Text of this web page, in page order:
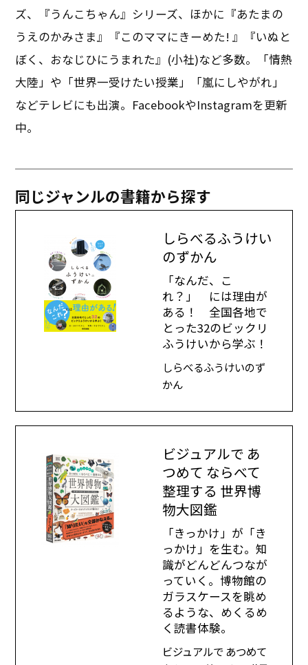
ズ、『うんこちゃん』シリーズ、ほかに『あたまの
うえのかみさま』『このママにきーめた! 』『いぬと
ぼく、おなじひにうまれた』(小社)など多数。「情熱
大陸」や「世界一受けたい授業」「嵐にしやがれ」
などテレビにも出演。FacebookやInstagramを更新
中。
同じジャンルの書籍から探す
しらべるふうけい
のずかん
「なんだ、こ
れ？」 には理由が
ある！ 全国各地で
とった32のビックリ
ふうけいから学ぶ！
しらべるふうけいのず
かん
ビジュアルで あ
つめて ならべて
整理する 世界博
物大図鑑
「きっかけ」が「き
っかけ」を生む。知
識がどんどんつなが
っていく。博物館の
ガラスケースを眺め
るような、めくるめ
く読書体験。
ビジュアルで あつめて